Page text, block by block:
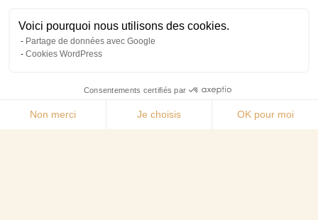
Voici pourquoi nous utilisons des cookies.
Partage de données avec Google
Cookies WordPress
Consentements certifiés par
Non merci Je choisis OK pour moi
Priser
Kontakt oss